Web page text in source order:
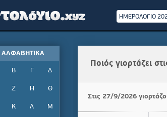
ΗΜΕΡΟΛΟΓΙΟ
ΑΛΦΑΒΗΤΙΚΑ
Β Γ Δ
Ζ Η Θ
Κ Λ Μ
Ποιός γιορτάζει
Στις 27/9/2026